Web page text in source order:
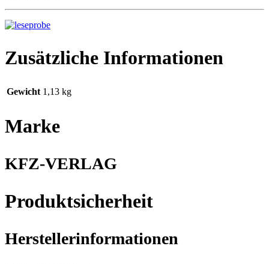
Zusätzliche Informationen
Gewicht 1,13 kg
Marke
KFZ-VERLAG
Produktsicherheit
Herstellerinformationen